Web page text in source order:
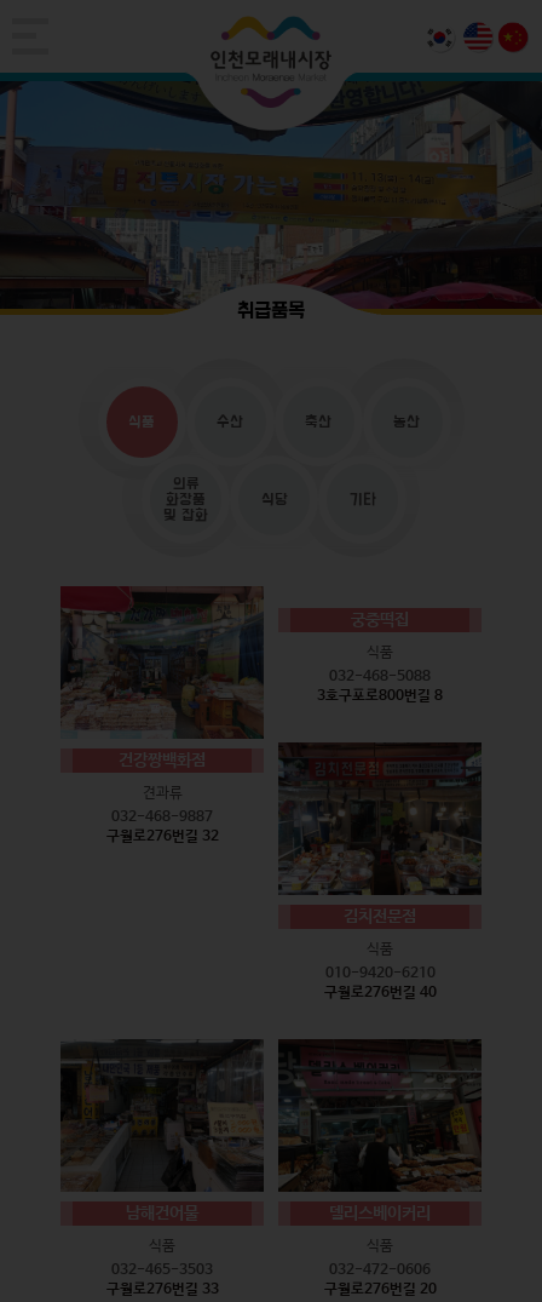
취급품목
식품 수산 축산 농산
의류
화장품
및 잡화
식당 기타
건강짱백화점
견과류
032-468-9887
구월로276번길 32
궁중떡집
식품
032-468-5088
3호구포로800번길 8
김치전문점
식품
010-9420-6210
구월로276번길 40
남해건어물
식품
032-465-3503
구월로276번길 33
델리스베이커리
식품
032-472-0606
구월로276번길 20